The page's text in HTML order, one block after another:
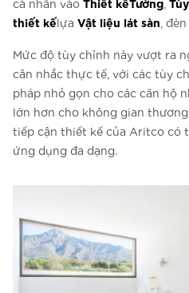
cá nhân vào
thiết kếlựa Vật liệu lát sàn ,
Mức độ tùy chỉnh này vượt ra
cân nhắc thực tế, với các tùy
pháp nhỏ gọn cho các căn hộ
lớn hơn cho không gian
tiếp cận thiết kế của Aritco có
ứng dụng đa dạng.